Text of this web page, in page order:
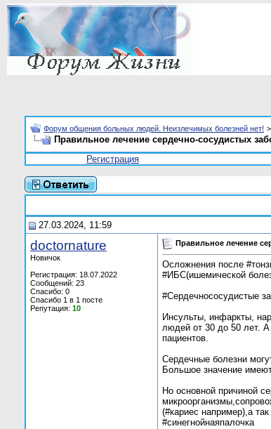
Форум общения больных людей. Неизлечимых болезней нет! >
Правильное лечение сердечно-сосудистых
Регистрация
27.03.2024, 11:59
doctornature
Новичок
Регистрация: 18.07.2022
Сообщений: 23
Спасибо: 0
Спасибо 1 в 1 посте
Репутация: 10
Правильное лечение
Осложнения после
#ИБС(ишемической
#Сердечнососудистые
Инсульты, инфаркты,
людей от 30 до 50 лет. А
пациентов.
Сердечные болезни
Большое значение
Но основной причиной
(#кариес например),а
#синегнойнаяпалочка